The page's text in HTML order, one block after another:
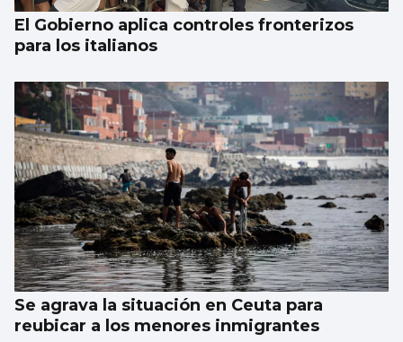
El Gobierno aplica controles fronterizos
para los italianos
Se agrava la situación en Ceuta para
reubicar a los menores inmigrantes